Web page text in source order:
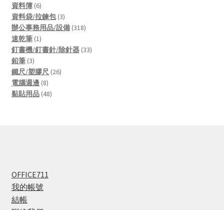
products
資料簿 66
products
資料袋/拉鍊包 33
products
辦公事務用品/設備 318318
速乾筆 11
product
釘書機/釘書針/除針器 3333
鉛筆 33
products
鐵尺/塑膠尺 2626
電腦週邊 88
products
黏貼用品 4848
OFFICE711
我的帳號
結帳